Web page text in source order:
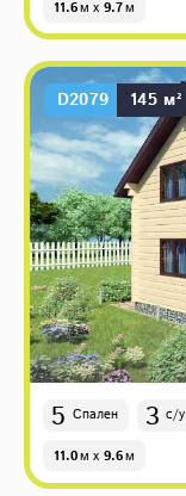
11.6м x 9.7м
D2079 145 м²
5 Спален 3 с/у
11.0м x 9.6м